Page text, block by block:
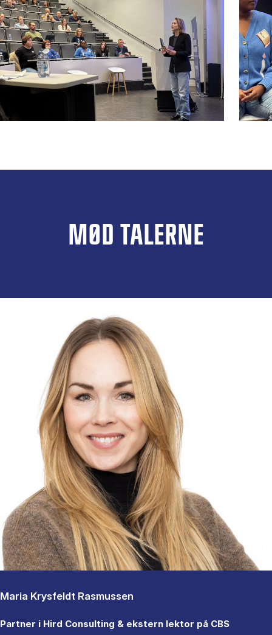
MØD TALERNE
Maria Krysfeldt Rasmussen
Partner i Hird Consulting & ekstern lektor på CBS